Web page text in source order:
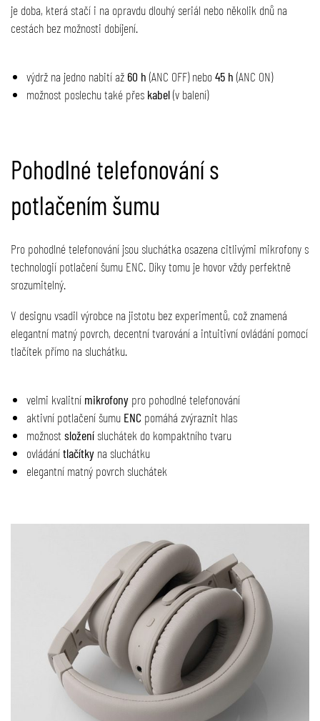
je doba, která stačí i na opravdu dlouhý seriál nebo několik dnů na
cestách bez možnosti dobíjení.
výdrž na jedno nabití až 60 h (ANC OFF) nebo45 h (ANC ON)
možnost poslechu také přes kabel(v balení)
Pohodlné telefonování s
potlačením šumu
Pro pohodlné telefonování jsou sluchátka osazena citlivými mikrofony s
technologií potlačení šumu ENC. Díky tomu je hovor vždy perfektně
srozumitelný.
V designu vsadil výrobce na jistotu bez experimentů, což znamená
elegantní matný povrch, decentní tvarování a intuitivní ovládání pomocí
tlačítek přímo na sluchátku.
velmi kvalitní mikrofony pro pohodlné telefonování
aktivní potlačení šumu ENC pomáhá zvýraznit hlas
možnostsložení sluchátek do kompaktního tvaru
ovládánítlačítky na sluchátku
elegantní matný povrch sluchátek